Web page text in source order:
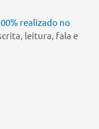
realizado no
leitura, fala e